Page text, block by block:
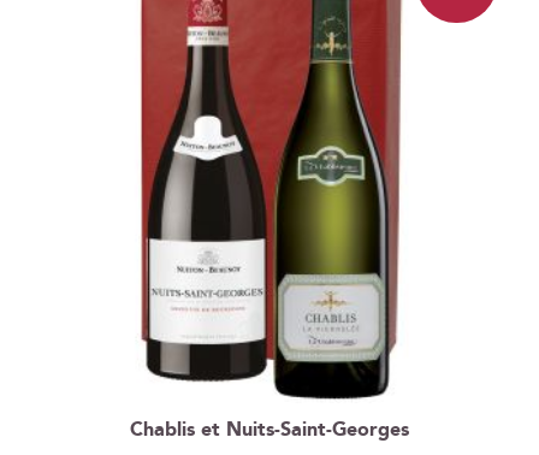
Chablis et Nuits-Saint-Georges